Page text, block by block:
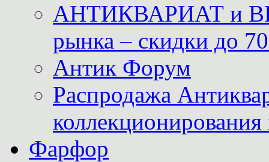
АНТИКВАРИАТ и
рынка – скидки до
Антик Форум
Распродажа
Фарфор